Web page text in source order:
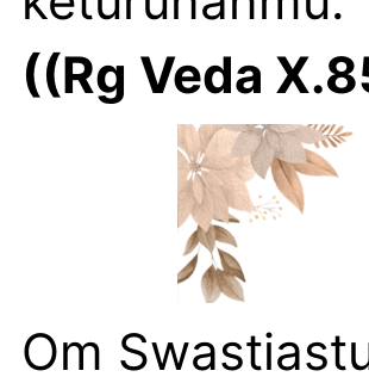
((Rg Veda
Om